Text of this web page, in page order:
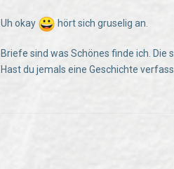
Uh okay hört sich gruselig an.
Briefe sind was Schönes finde ich. Die
Hast du jemals eine Geschichte